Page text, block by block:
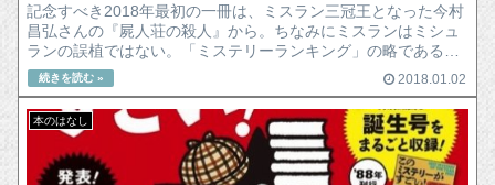
記念すべき2018年最初の一冊は、ミスラン三冠王となった今村
昌弘さんの『屍人荘の殺人』から。ちなみにミスランはミシュ
ランの誤植ではない。「ミステリーランキング」の略である。
... 続きを読む >>
2018.01.02
本のはなし